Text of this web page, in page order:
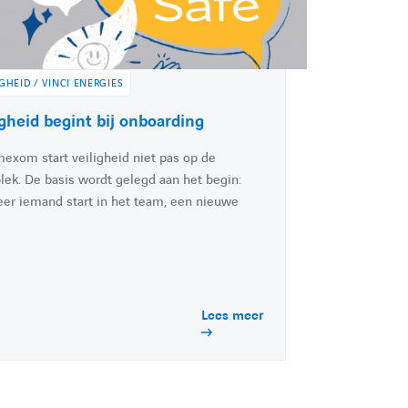
c
h
e
begint bij onboarding
/ VINCI ENERGIES
start veiligheid niet pas op de
De basis wordt gelegd aan het begin:
iemand start in het team, een nieuwe
Lees meer